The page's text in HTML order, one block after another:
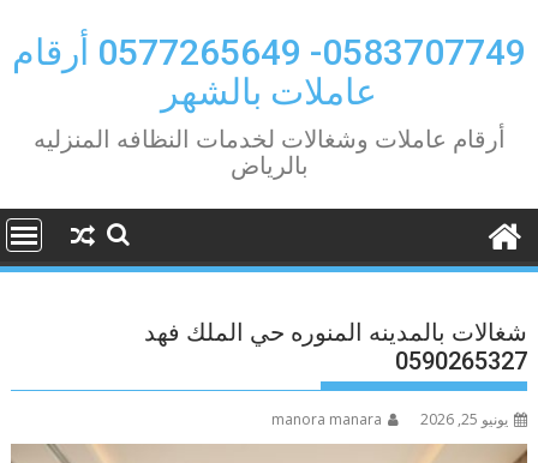
to
content
0583707749- 0577265649 أرقام
عاملات بالشهر
أرقام عاملات وشغالات لخدمات النظافه المنزليه
بالرياض
شغالات بالمدينه المنوره حي الملك فهد
0590265327
يونيو 25, 2026 manora manara